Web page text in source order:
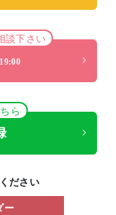
談下さい
ら
ださい
ー